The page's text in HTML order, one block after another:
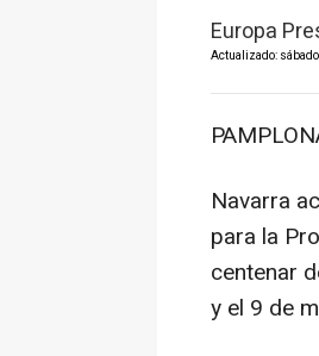
Europa
Actualizado:
Navarra
para la
centenar
y el 9 de